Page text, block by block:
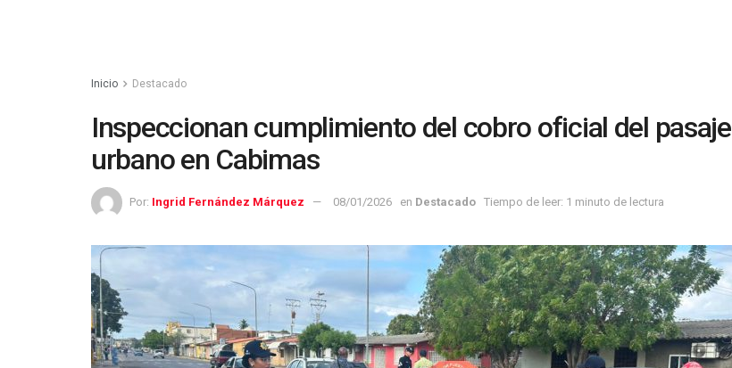
Inicio Destacado
Inspeccionan cumplimiento del cobro oficial del pasaje
urbano en Cabimas
Por: Ingrid Fernández Márquez 08/01/2026 en Destacado Tiempo de leer: 1 minuto de lectura